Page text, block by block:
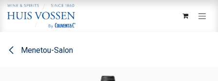
Overslaan naar inhoud
Menetou-Salon